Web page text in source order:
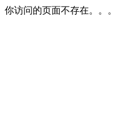
你访问的页面不存在。。